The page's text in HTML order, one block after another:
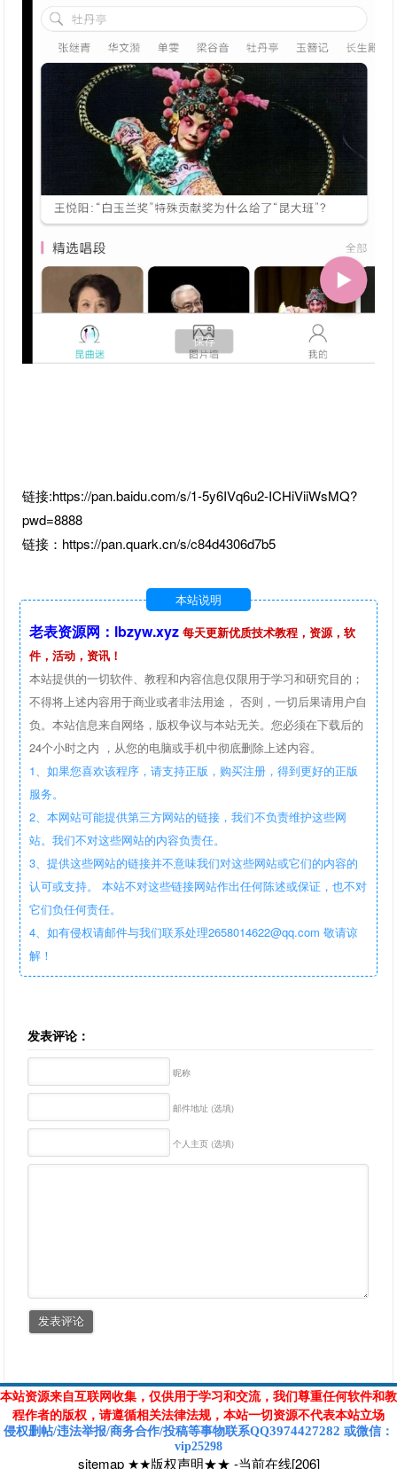
链接:https://pan.baidu.com/s/1-5y6IVq6u2-ICHiViiWsMQ?
pwd=8888
链接：https://pan.quark.cn/s/c84d4306d7b5
本站说明
老表资源网：lbzyw.xyz 每天更新优质技术教程，资源，软
件，活动，资讯！
本站提供的一切软件、教程和内容信息仅限用于学习和研究目的；
不得将上述内容用于商业或者非法用途， 否则，一切后果请用户自
负。本站信息来自网络，版权争议与本站无关。您必须在下载后的
24个小时之内 ，从您的电脑或手机中彻底删除上述内容。
1、如果您喜欢该程序，请支持正版，购买注册，得到更好的正版
服务。
2、本网站可能提供第三方网站的链接，我们不负责维护这些网
站。我们不对这些网站的内容负责任。
3、提供这些网站的链接并不意味我们对这些网站或它们的内容的
认可或支持。 本站不对这些链接网站作出任何陈述或保证，也不对
它们负任何责任。
4、如有侵权请邮件与我们联系处理2658014622@qq.com 敬请谅
解！
发表评论：
昵称
邮件地址 (选填)
个人主页 (选填)
本站资源来自互联网收集，仅供用于学习和交流，我们尊重任何软件和教
程作者的版权，请遵循相关法律法规，本站一切资源不代表本站立场
侵权删帖/违法举报/商务合作/投稿等事物联系QQ3974427282 或微信 ：
vip25298
sitemap ★★版权声明★★ -当前在线[206]